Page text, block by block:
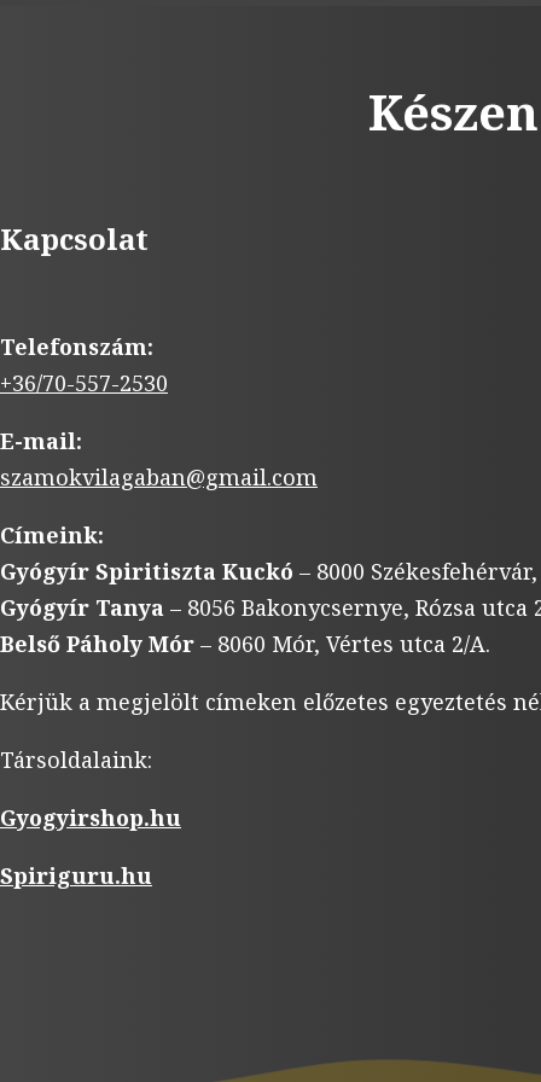
Kapcsolat
Telefonszám:
+36/70-557-2530
E-mail:
szamokvilagaban@gmail.com
Címeink:
Gyógyír Spiritiszta Kuckó – 8000
Gyógyír Tanya – 8056 Bakonycsernye, Rózsa utca
Belső Páholy Mór – 8060 Mór, Vértes utca 2/A.
Kérjük a megjelölt címeken előzetes egyeztetés
Társoldalaink:
Gyogyirshop.hu
Spiriguru.hu